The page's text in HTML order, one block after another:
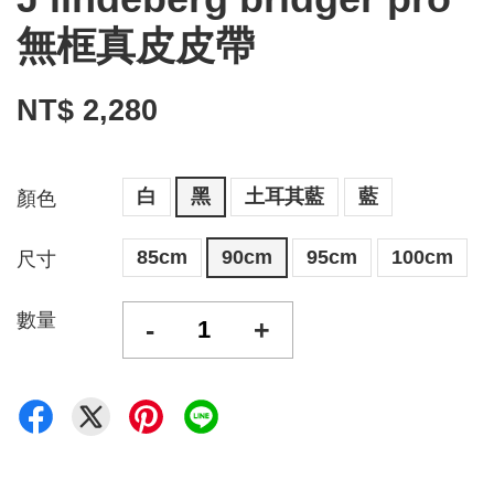
無框真皮皮帶
NT$ 2,280
顏色 白 黑 土耳其藍 藍
尺寸 85cm 90cm 95cm 100cm
數量 - +